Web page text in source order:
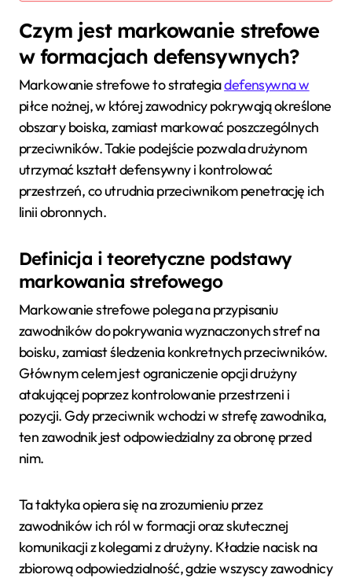
Czym jest markowanie strefowe
w formacjach defensywnych?
Markowanie strefowe to strategiadefensywna w
piłce nożnej, w której zawodnicy pokrywają określone
obszary boiska, zamiast markować poszczególnych
przeciwników. Takie podejście pozwala drużynom
utrzymać kształt defensywny i kontrolować
przestrzeń, co utrudnia przeciwnikom penetrację ich
linii obronnych.
Definicja i teoretyczne podstawy
markowania strefowego
Markowanie strefowe polega na przypisaniu
zawodników do pokrywania wyznaczonych stref na
boisku, zamiast śledzenia konkretnych przeciwników.
Głównym celem jest ograniczenie opcji drużyny
atakującej poprzez kontrolowanie przestrzeni i
pozycji. Gdy przeciwnik wchodzi w strefę zawodnika,
ten zawodnik jest odpowiedzialny za obronę przed
nim.
Ta taktyka opiera się na zrozumieniu przez
zawodników ich ról w formacji oraz skutecznej
komunikacji z kolegami z drużyny. Kładzie nacisk na
zbiorową odpowiedzialność, gdzie wszyscy zawodnicy